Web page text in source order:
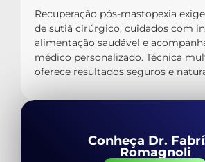
Recuperação pós-mastopexia
de sutiã cirúrgico, cuidados com
alimentação saudável e
médico personalizado. Técnica
oferece resultados seguros e
Conheça Dr.
Romagnoli